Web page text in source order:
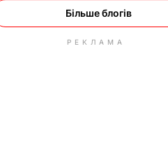
Більше блогів
РЕКЛАМА